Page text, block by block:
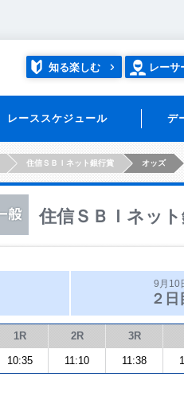
知る楽しむ レーサ
レーススケジュール デ
住信ＳＢＩネット銀行賞 オッズ
住信ＳＢＩネッ
9月10
２日
1R 2R 3R
10:35 11:10 11:38